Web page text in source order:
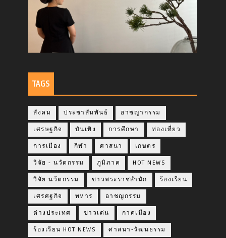
TAGS
สังคม ประชาสัมพันธ์ อาชญากรรม
เศรษฐกิจ บันเทิง การศึกษา ท่องเที่ยว
การเมือง กีฬา ศาสนา เกษตร
วิจัย - นวัตกรรม ภูมิภาค HOT NEWS
วิจัย นว้ตกรรม ข่าวพระราชสำนัก ร้องเรียน
เศรศฐกิจ ทหาร อาชญกรรม
ต่างประเทศ ข่าวเด่น กาคเมือง
ร้องเรียน HOT NEWS ศาสนา-วัฒนธรรม